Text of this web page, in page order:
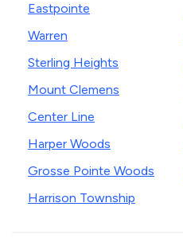
Eastpointe
Warren
Sterling Heights
Mount Clemens
Center Line
Harper Woods
Grosse Pointe Woods
Harrison Township